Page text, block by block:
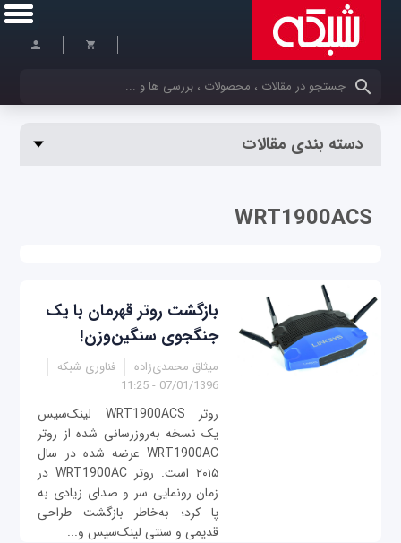
کلمات کلیدی خود را وارد کنید
دسته بندی مقالات
WRT1900ACS
بازگشت روتر قهرمان با یک
جنگجوی سنگین‌وزن!
میثاق محمدی‌زاده
فناوری شبکه
07/01/1396 - 11:25
روتر WRT1900ACS لینک‌سیس
یک نسخه به‌روزرسانی شده از روتر
WRT1900AC عرضه شده در سال
۲۰۱۵ است. روتر WRT1900AC در
زمان رونمایی سر و صدای زیادی به
پا کرد؛ به‌خاطر بازگشت طراحی
قدیمی و سنتی لینک‌سیس و...